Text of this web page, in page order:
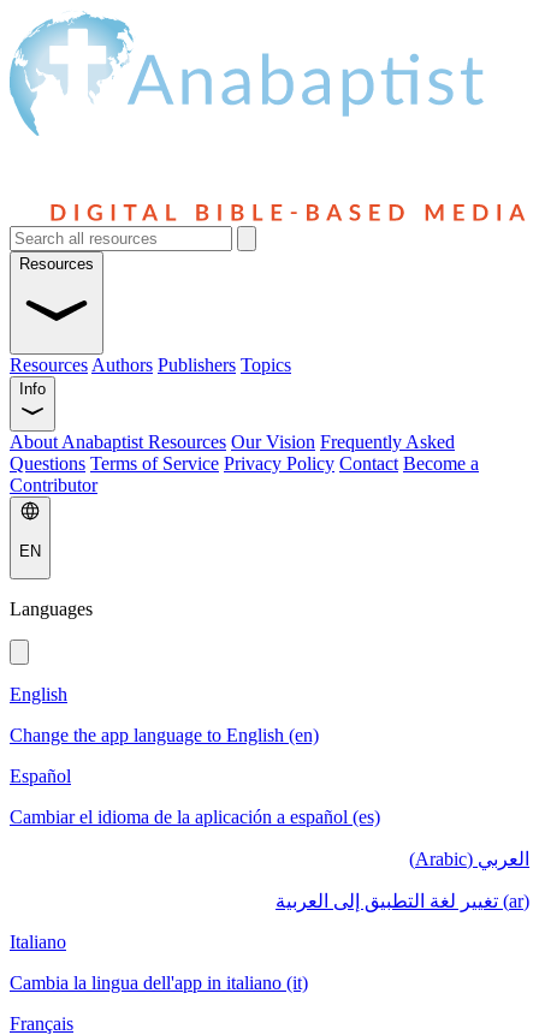
Resources
Resources Authors Publishers Topics
Info
About Anabaptist Resources Our Vision Frequently Asked
Questions Terms of Service Privacy Policy Contact Become a
Contributor
EN
Languages
English
Change the app language to English (en)
Español
Cambiar el idioma de la aplicación a español (es)
العربي (Arabic)
(ar) تغيير لغة التطبيق إلى العربية
Italiano
Cambia la lingua dell'app in italiano (it)
Français